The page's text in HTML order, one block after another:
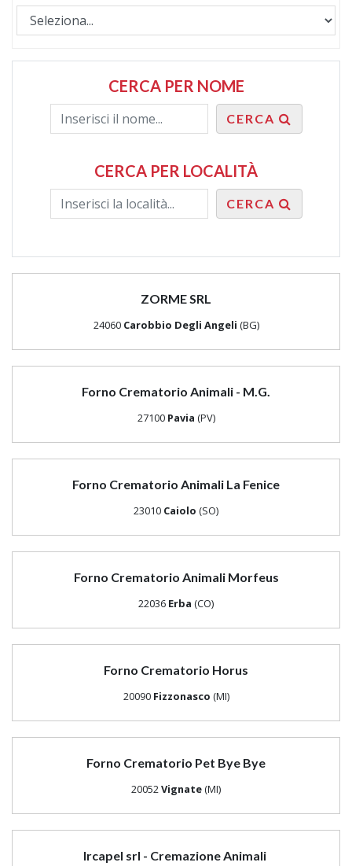
CERCA PER NOME
CERCA
CERCA PER LOCALITÀ
CERCA
ZORME SRL
24060Carobbio Degli Angeli (BG)
Forno Crematorio Animali - M.G.
27100Pavia (PV)
Forno Crematorio Animali La Fenice
23010 Caiolo (SO)
Forno Crematorio Animali Morfeus
22036 Erba (CO)
Forno Crematorio Horus
20090Fizzonasco (MI)
Forno Crematorio Pet Bye Bye
20052Vignate (MI)
Ircapel srl - Cremazione Animali